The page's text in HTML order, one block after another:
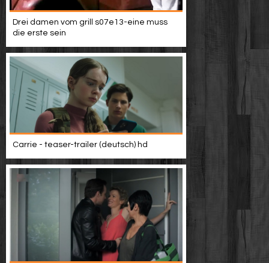
Drei damen vom grill s07e13-eine muss
die erste sein
Carrie - teaser-trailer (deutsch) hd